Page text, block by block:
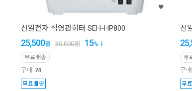
신일전자 석영관히터 SEH-HP800
25,500원 30,000원 15%
무료배송
구매 74
신
무
구매